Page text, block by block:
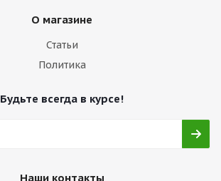
О магазине
Статьи
Политика
Будьте всегда в курсе!
Наши контакты